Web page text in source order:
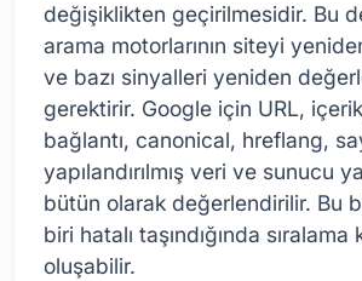
değişiklikten geçirilmesidir. Bu
arama motorlarının siteyi
ve bazı sinyalleri yeniden
gerektirir. Google için URL,
bağlantı, canonical, hreflang,
yapılandırılmış veri ve sunucu
bütün olarak değerlendirilir. Bu
biri hatalı taşındığında sıralama
oluşabilir.